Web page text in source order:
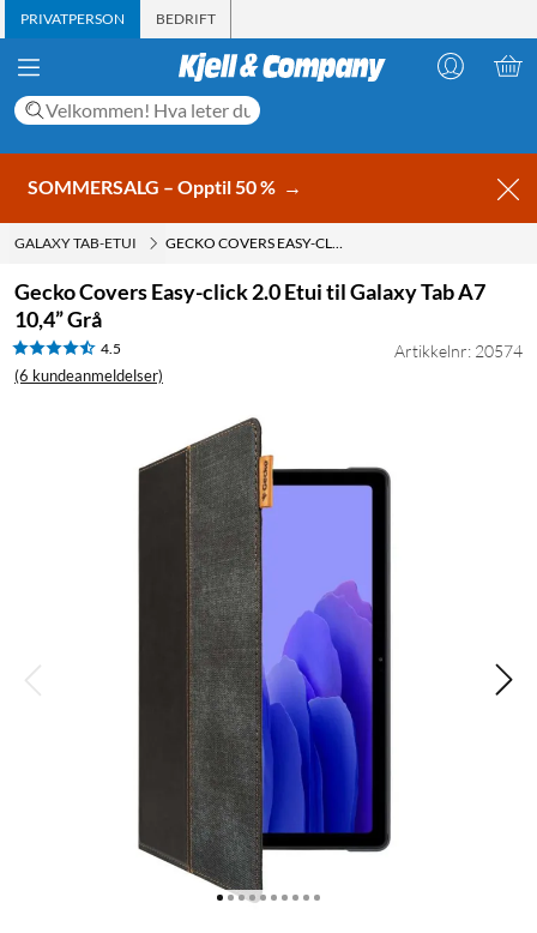
PRIVATPERSON BEDRIFT
SOMMERSALG – Opptil 50 % →
GALAXY TAB-ETUI GECKO COVERS EASY-CLICK 2.0 ETUI TIL GALAXY TAB A7 10,4” GRÅ
Gecko Covers Easy-click 2.0 Etui til Galaxy Tab A7
10,4” Grå
4.5
(6 kundeanmeldelser)
Artikkelnr: 20574